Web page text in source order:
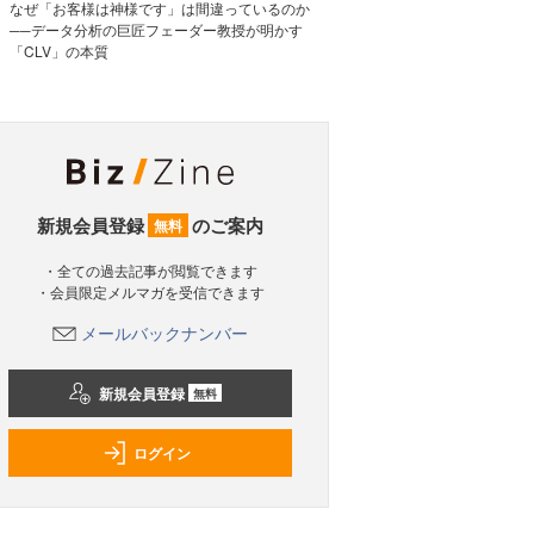
なぜ「お客様は神様です」は間違っているのか
──データ分析の巨匠フェーダー教授が明かす
「CLV」の本質
新規会員登録 無料 のご案内
・全ての過去記事が閲覧できます
・会員限定メルマガを受信できます
メールバックナンバー
新規会員登録 無料
ログイン